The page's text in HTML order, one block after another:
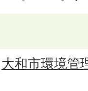
大和市環境管